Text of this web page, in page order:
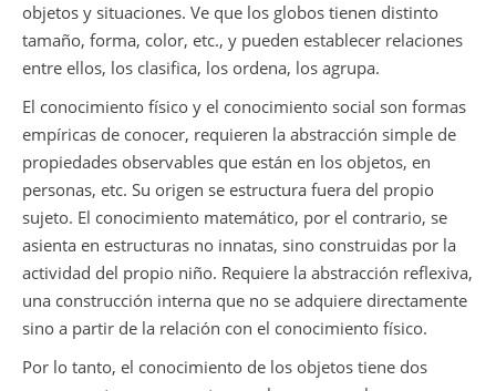
objetos y situaciones. Ve que los globos tienen distinto
tamaño, forma, color, etc., y pueden establecer relaciones
entre ellos, los clasifica, los ordena, los agrupa.
El conocimiento físico y el conocimiento social son formas
empíricas de conocer, requieren la abstracción simple de
propiedades observables que están en los objetos, en
personas, etc. Su origen se estructura fuera del propio
sujeto. El conocimiento matemático, por el contrario, se
asienta en estructuras no innatas, sino construidas por la
actividad del propio niño. Requiere la abstracción reflexiva,
una construcción interna que no se adquiere directamente
sino a partir de la relación con el conocimiento físico.
Por lo tanto, el conocimiento de los objetos tiene dos